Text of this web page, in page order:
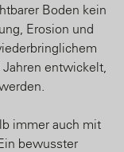
Boden kein
Erosion und
entwickelt,
immer auch mit
bewusster